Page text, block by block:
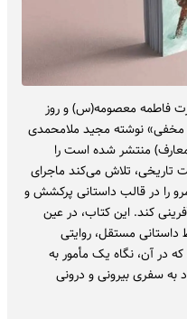
فاطمه معصومه(س) و روز
مخفی» نوشته مجید ملامحمدی
منتشر شده است را
تاریخی، تلاش می‌کند ماجرای
را در قالب داستانی پرکشش و
کند. این کتاب، در عین
داستانی مستقل، روایتی
در آن، نگاه یک مأمور به
به سفری بیرونی و درونی